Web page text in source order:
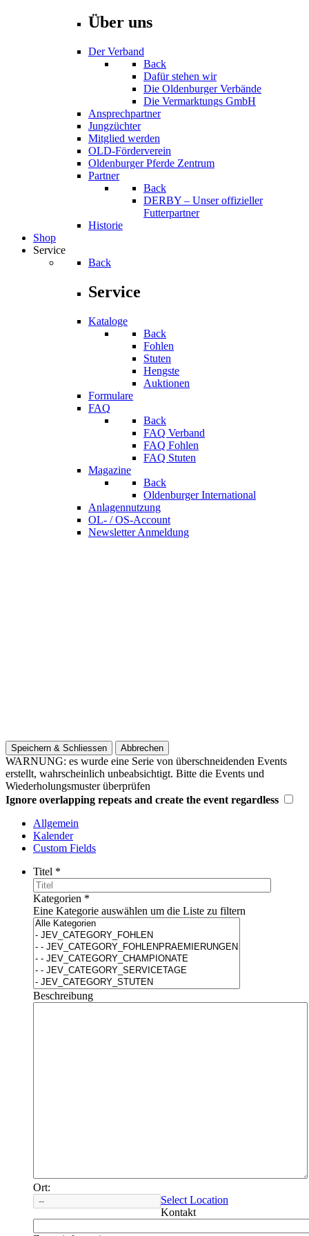
Über uns
Der Verband
Back
Dafür stehen wir
Die Oldenburger Verbände
Die Vermarktungs GmbH
Ansprechpartner
Jungzüchter
Mitglied werden
OLD-Förderverein
Oldenburger Pferde Zentrum
Partner
Back
DERBY – Unser offizieller
Futterpartner
Historie
Shop
Service
Back
Service
Kataloge
Back
Fohlen
Stuten
Hengste
Auktionen
Formulare
FAQ
Back
FAQ Verband
FAQ Fohlen
FAQ Stuten
Magazine
Back
Oldenburger International
Anlagennutzung
OL- / OS-Account
Newsletter Anmeldung
Speichern & Schliessen Abbrechen
WARNUNG: es wurde eine Serie von überschneidenden Events
erstellt, wahrscheinlich unbeabsichtigt. Bitte die Events und
Wiederholungsmuster überprüfen
Ignore overlapping repeats and create the event regardless
Allgemein
Kalender
Custom Fields
Titel *
Kategorien *
Eine Kategorie auswählen um die Liste zu filtern
Beschreibung
Ort:
Select Location
Kontakt